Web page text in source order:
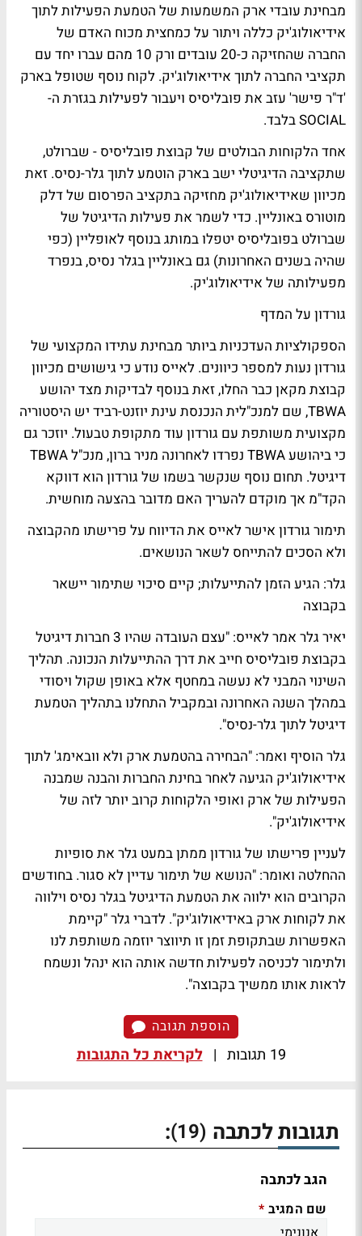
מבחינת עובדי ארק המשמעות של הטמעת הפעילות לתוך
אידיאולוג'יק כללה ויתור על כמחצית מכוח האדם של
החברה שהחזיקה כ-20 עובדים ורק 10 מהם עברו יחד עם
תקציבי החברה לתוך אידיאולוג'יק. לקוח נוסף שטופל בארק
'ד"ר פישר' עזב את פובליסיס ויעבור לפעילות בגזרת ה-
SOCIAL בלבד.
אחד הלקוחות הבולטים של קבוצת פובליסיס - שברולט,
שתקציבה הדיגיטלי ישב בארק הוטמע לתוך גלר-נסיס. זאת
מכיוון שאידיאולוג'יק מחזיקה בתקציב הפרסום של דלק
מוטורס באונליין. כדי לשמר את פעילות הדיגיטל של
שברולט בפובליסיס יטפלו במותג בנוסף לאופליין (כפי
שהיה בשנים האחרונות) גם באונליין בגלר נסיס, בנפרד
מפעילותה של אידיאולוג'יק.
גורדון על המדף
הספקולציות העדכניות ביותר מבחינת עתידו המקצועי של
גורדון נעות למספר כיוונים. לאייס נודע כי גישושים מכיוון
קבוצת מקאן כבר החלו, זאת בנוסף לבדיקות מצד יהושע
TBWA, שם למנכ"לית הנכנסת עינת יוזנט-רביד יש היסטוריה
מקצועית משותפת עם גורדון עוד מתקופת טבעול. יוזכר גם
כי ביהושע TBWA נפרדו לאחרונה מניר ברון, מנכ"ל TBWA
דיגיטל. תחום נוסף שנקשר בשמו של גורדון הוא דווקא
הקד"מ אך מוקדם להעריך האם מדובר בהצעה מוחשית.
תימור גורדון אישר לאייס את הדיווח על פרישתו מהקבוצה
ולא הסכים להתייחס לשאר הנושאים.
גלר: הגיע הזמן להתייעלות; קיים סיכוי שתימור יישאר
בקבוצה
יאיר גלר אמר לאייס: "עצם העובדה שהיו 3 חברות דיגיטל
בקבוצת פובליסיס חייב את דרך ההתייעלות הנכונה. תהליך
השינוי המבני לא נעשה במחטף אלא באופן שקול ויסודי
במהלך השנה האחרונה ובמקביל התחלנו בתהליך הטמעת
דיגיטל לתוך גלר-נסיס".
גלר הוסיף ואמר: "הבחירה בהטמעת ארק ולא וובאימג' לתוך
אידיאולוג'יק הגיעה לאחר בחינת החברות והבנה שמבנה
הפעילות של ארק ואופי הלקוחות קרוב יותר לזה של
אידיאולוג'יק".
לעניין פרישתו של גורדון ממתן במעט גלר את סופיות
ההחלטה ואומר: "הנושא של תימור עדיין לא סגור. בחודשים
הקרובים הוא ילווה את הטמעת הדיגיטל בגלר נסיס וילווה
את לקוחות ארק באידיאולוג'יק". לדברי גלר "קיימת
האפשרות שבתקופת זמן זו תיווצר יוזמה משותפת לנו
ולתימור לכניסה לפעילות חדשה אותה הוא ינהל ונשמח
לראות אותו ממשיך בקבוצה".
הוספת תגובה
19 תגובות | לקריאת כל התגובות
תגובות לכתבה (19)
:
הגב לכתבה
שם המגיב *